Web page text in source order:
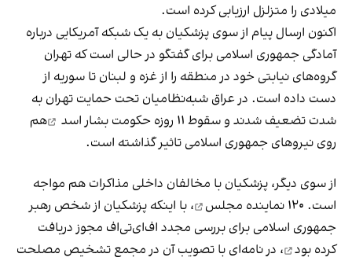
میلادی را متزلزل ارزیابی کرده است.
اکنون ارسال پیام از سوی پزشکیان به یک شبکه آمریکایی درباره
آمادگی جمهوری اسلامی برای گفتگو در حالی است که تهران
گروه‌های نیابتی خود در منطقه را از غزه و لبنان تا سوریه از
دست داده است. در عراق شبه‌نظامیان تحت حمایت تهران به
شدت تضعیف شدند وسقوط ۱۱ روزه حکومت بشار اسد
هم
روی نیروهای جمهوری اسلامی تاثیر گذاشته است.
از سوی دیگر، پزشکیان با مخالفان داخلی مذاکرات هم مواجه
است. ۱۲۰ نماینده مجلس
، با اینکه پزشکیان از شخص رهبر
جمهوری اسلامی برای بررسی مجدد اف‌ای‌تی‌اف مجوز دریافت
کرده بود
، در نامه‌ای با تصویب آن در مجمع تشخیص مصلحت